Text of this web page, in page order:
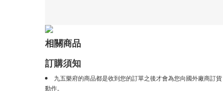
相關商品
訂購須知
九五樂府的商品都是收到您的訂單之後才會為您向國外廠商訂
動作。